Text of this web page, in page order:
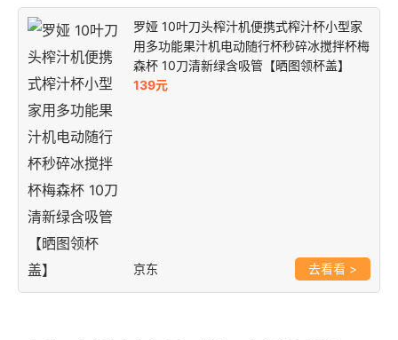
罗娅 10叶刀头榨汁机便携式榨汁杯小型家
用多功能果汁机电动随行杯秒碎冰搅拌杯梅
森杯 10刀清新绿含吸管【晒图领杯盖】
139元
京东 >